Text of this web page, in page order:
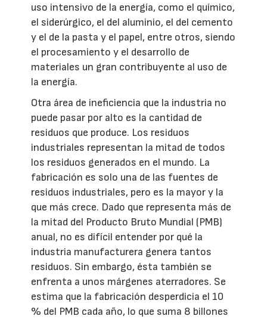
uso intensivo de la energía, como el químico,
el siderúrgico, el del aluminio, el del cemento
y el de la pasta y el papel, entre otros, siendo
el procesamiento y el desarrollo de
materiales un gran contribuyente al uso de
la energía.
Otra área de ineficiencia que la industria no
puede pasar por alto es la cantidad de
residuos que produce. Los residuos
industriales representan la mitad de todos
los residuos generados en el mundo. La
fabricación es solo una de las fuentes de
residuos industriales, pero es la mayor y la
que más crece. Dado que representa más de
la mitad del Producto Bruto Mundial (PMB)
anual, no es difícil entender por qué la
industria manufacturera genera tantos
residuos. Sin embargo, ésta también se
enfrenta a unos márgenes aterradores. Se
estima que la fabricación desperdicia el 10
% del PMB cada año, lo que suma 8 billones